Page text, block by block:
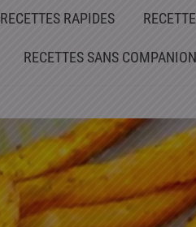
RECETTES RAPIDES
RECETTES SANS COMPANION